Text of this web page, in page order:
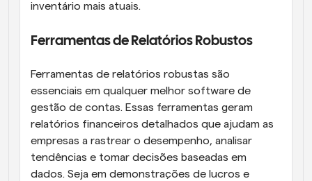
inventário mais atuais.
Ferramentas de Relatórios Robustos
Ferramentas de relatórios robustas são
essenciais em qualquer melhor software de
gestão de contas. Essas ferramentas geram
relatórios financeiros detalhados que ajudam as
empresas a rastrear o desempenho, analisar
tendências e tomar decisões baseadas em
dados. Seja em demonstrações de lucros e